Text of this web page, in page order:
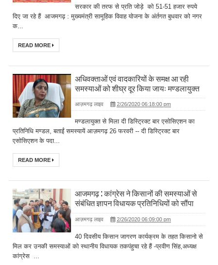
सरकार की तरफ से प्रति जोड़े को 51-51 हजार रुपये
दिए जा रहे हैं आजमगढ़ : मुख्यमंत्री सामूहिक विवाह योजना के अंर्तगत बुधवार को नगर
क...
READ MORE
अधिवक्ताओं एवं वादकारियों के समक्ष आ रही
समस्याओं को शीघ्र दूर किया जायः मण्डलायुक्त
आज़मगढ़ लाइव 2/26/2020 06:18:00 pm
मण्डलायुक्त से मिला दी डिस्ट्रिक्ट बार एसोसिएशन का
प्रतिनिधि मण्डल, बताईं समस्यायें आज़मगढ़ 26 फरवरी -- दी डिस्ट्रिक्ट बार
एसोसिएशन के पदा...
READ MORE
आजमगढ़ : कांग्रेस ने किसानों की समस्याओं से
संबंधित ज्ञापन विधायक प्रतिनिधियों को सौंपा
आज़मगढ़ लाइव 2/26/2020 06:09:00 pm
40 दिवसीय किसान जागरण कार्यक्रम के तहत किसानो से
मिल कर उनकी समस्याओं को स्थानीय विधायक तकपंहुचा रहे हैं -प्रवीण सिंह,अध्यक्ष
कांग्रेस ...